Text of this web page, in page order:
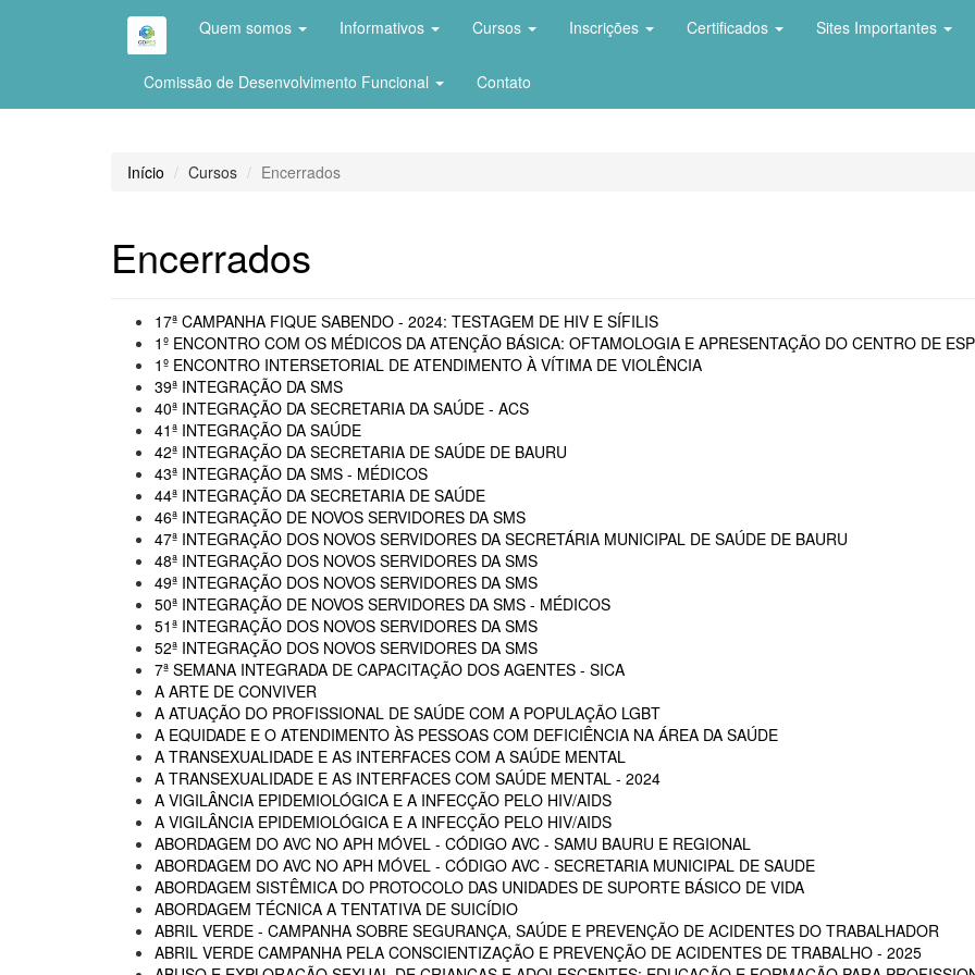
Quem somos Informativos Cursos Inscrições Certificados Sites Importantes
Comissão de Desenvolvimento Funcional Contato
Início Cursos Encerrados
Encerrados
17ª CAMPANHA FIQUE SABENDO - 2024: TESTAGEM DE HIV E SÍFILIS
1º ENCONTRO COM OS MÉDICOS DA ATENÇÃO BÁSICA: OFTAMOLOGIA E APRESENTAÇÃO DO CENTRO DE
1º ENCONTRO INTERSETORIAL DE ATENDIMENTO À VÍTIMA DE VIOLÊNCIA
39ª INTEGRAÇÃO DA SMS
40ª INTEGRAÇÃO DA SECRETARIA DA SAÚDE - ACS
41ª INTEGRAÇÃO DA SAÚDE
42ª INTEGRAÇÃO DA SECRETARIA DE SAÚDE DE BAURU
43ª INTEGRAÇÃO DA SMS - MÉDICOS
44ª INTEGRAÇÃO DA SECRETARIA DE SAÚDE
46ª INTEGRAÇÃO DE NOVOS SERVIDORES DA SMS
47ª INTEGRAÇÃO DOS NOVOS SERVIDORES DA SECRETÁRIA MUNICIPAL DE SAÚDE DE BAURU
48ª INTEGRAÇÃO DOS NOVOS SERVIDORES DA SMS
49ª INTEGRAÇÃO DOS NOVOS SERVIDORES DA SMS
50ª INTEGRAÇÃO DE NOVOS SERVIDORES DA SMS - MÉDICOS
51ª INTEGRAÇÃO DOS NOVOS SERVIDORES DA SMS
52ª INTEGRAÇÃO DOS NOVOS SERVIDORES DA SMS
7ª SEMANA INTEGRADA DE CAPACITAÇÃO DOS AGENTES - SICA
A ARTE DE CONVIVER
A ATUAÇÃO DO PROFISSIONAL DE SAÚDE COM A POPULAÇÃO LGBT
A EQUIDADE E O ATENDIMENTO ÀS PESSOAS COM DEFICIÊNCIA NA ÁREA DA SAÚDE
A TRANSEXUALIDADE E AS INTERFACES COM A SAÚDE MENTAL
A TRANSEXUALIDADE E AS INTERFACES COM SAÚDE MENTAL - 2024
A VIGILÂNCIA EPIDEMIOLÓGICA E A INFECÇÃO PELO HIV/AIDS
A VIGILÂNCIA EPIDEMIOLÓGICA E A INFECÇÃO PELO HIV/AIDS
ABORDAGEM DO AVC NO APH MÓVEL - CÓDIGO AVC - SAMU BAURU E REGIONAL
ABORDAGEM DO AVC NO APH MÓVEL - CÓDIGO AVC - SECRETARIA MUNICIPAL DE SAUDE
ABORDAGEM SISTÊMICA DO PROTOCOLO DAS UNIDADES DE SUPORTE BÁSICO DE VIDA
ABORDAGEM TÉCNICA A TENTATIVA DE SUICÍDIO
ABRIL VERDE - CAMPANHA SOBRE SEGURANÇA, SAÚDE E PREVENÇÃO DE ACIDENTES DO TRABALHADOR
ABRIL VERDE CAMPANHA PELA CONSCIENTIZAÇÃO E PREVENÇÃO DE ACIDENTES DE TRABALHO - 2025